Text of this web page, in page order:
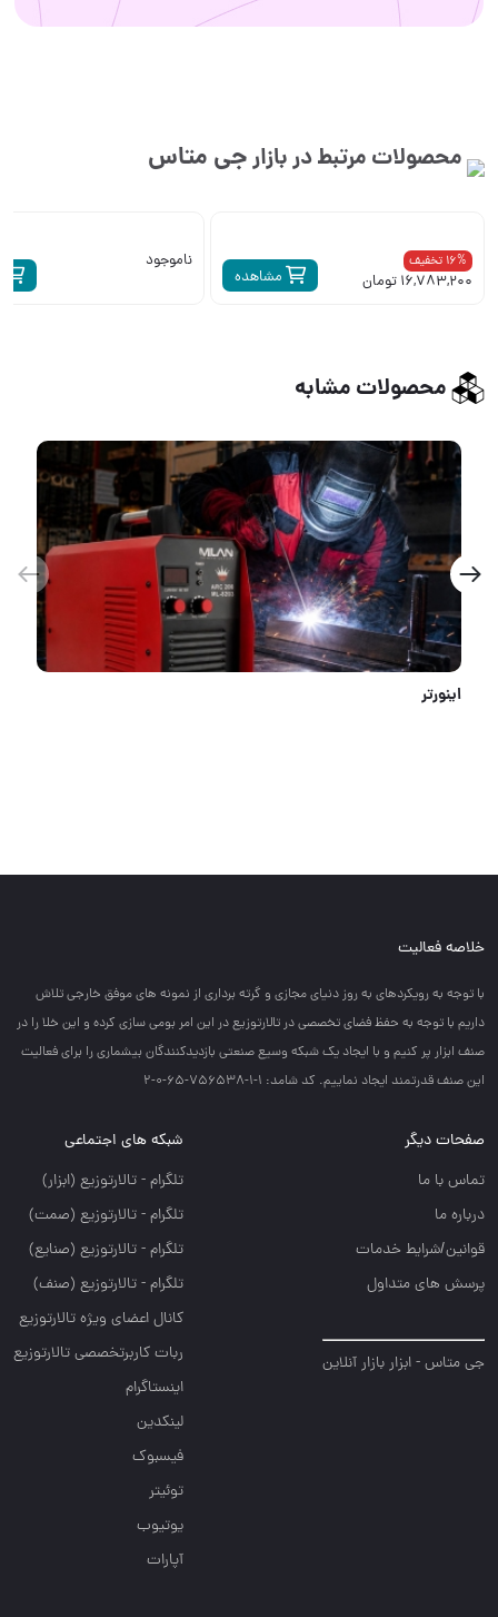
محصولات مرتبط در بازارجی متاس
مشاهده
16% تخفیف
16,783,200 تومان
ناموجود
محصولات مشابه
اینورتر
خلاصه فعالیت
با توجه به رويكردهاي به روز دنياي مجازي و گرته برداري از نمونه هاي موفق خارجي تلاش
داريم با توجه به حفظ فضاي تخصصي در تالارتوزيع در اين امر بومي سازي كرده و اين خلا را در
صنف ابزار پر كنيم و با ايجاد يك شبكه وسيع صنعتي بازديدكنندگان بيشماري را براي فعاليت
اين صنف قدرتمند ايجاد نماييم. کد شامد: 1-1-756538-65-0-2
صفحات دیگر
تماس با ما
درباره ما
قوانین/شرایط خدمات
پرسش های متداول
جی متاس - ابزار بازار آنلاین
شبکه های اجتماعی
تلگرام - تالارتوزيع (ابزار)
تلگرام - تالارتوزيع (صمت)
تلگرام - تالارتوزيع (صنايع)
تلگرام - تالارتوزیع (صنف)
کانال اعضای ویژه تالارتوزیع
ربات کاربرتخصصی تالارتوزیع
اینستاگرام
لینکدین
فیسبوک
توئیتر
یوتیوب
آپارات